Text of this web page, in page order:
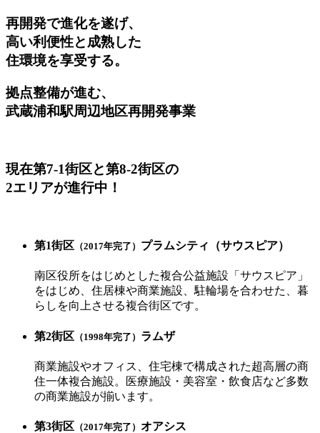
再開発で進化を遂げ、
高い利便性と成熟した
住環境を享受する。
拠点整備が進む、
武蔵浦和駅周辺地区再開発事業
現在第7-1街区と第8-2街区の
2エリアが進行中！
第1街区 （2017年完了） プラムシティ（サウスピア）
南区役所をはじめとした複合公益施設「サウスピア」
をはじめ、住居棟や商業施設、駐輪場を合わせた、暮
らしを向上させる複合街区です。
第2街区 （1998年完了） ラムザ
商業施設やオフィス、住宅棟で構成された超高層の商
住一体複合施設。医療施設・美容室・飲食店など多数
の商業施設が揃います。
第3街区 （2017年完了） オアシス